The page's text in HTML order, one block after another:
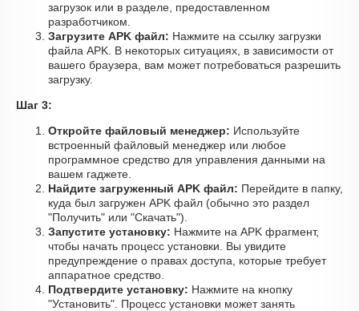
загрузок или в разделе, предоставленном
разработчиком.
Загрузите APK файл: Нажмите на ссылку загрузки
файла APK. В некоторых ситуациях, в зависимости от
вашего браузера, вам может потребоваться разрешить
загрузку.
Шаг 3:
Откройте файловый менеджер: Используйте
встроенный файловый менеджер или любое
программное средство для управления данными на
вашем гаджете.
Найдите загруженный APK файл: Перейдите в папку,
куда был загружен APK файл (обычно это раздел
"Получить" или "Скачать").
Запустите установку: Нажмите на APK фрагмент,
чтобы начать процесс установки. Вы увидите
предупреждение о правах доступа, которые требует
аппаратное средство.
Подтвердите установку: Нажмите на кнопку
"Установить". Процесс установки может занять